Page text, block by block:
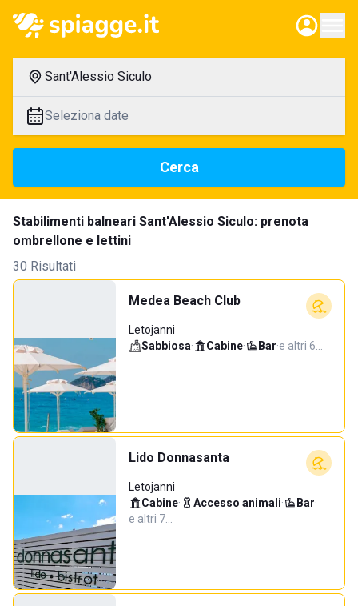
Sant'Alessio Siculo
Seleziona date
Cerca
Stabilimenti balneari Sant'Alessio Siculo: prenota
ombrellone e lettini
30 Risultati
Medea Beach Club
Letojanni
Sabbiosa· Cabine· Bar·e altri 6…
Lido Donnasanta
Letojanni
Cabine· Accesso animali· Bar·
e altri 7…